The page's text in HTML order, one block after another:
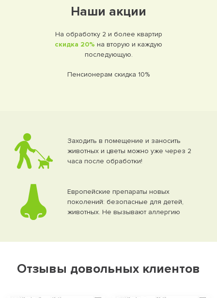
Наши акции
На обработку 2 и более квартир
скидка 20% на вторую и каждую
последующую.
Пенсионерам скидка 10%
Заходить в помещение и заносить
животных и цветы можно уже через 2
часа после обработки!
Европейские препараты новых
поколений: безопасные для детей,
животных. Не вызывают аллергию
Отзывы довольных клиентов